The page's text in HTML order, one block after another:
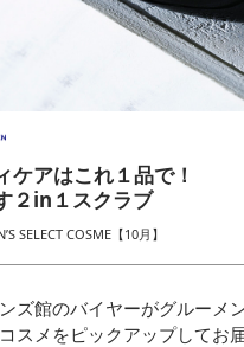
ケアはこれ１品で！
２in１スクラブ
SELECT COSME【10月】
ズ館のバイヤーがグルーメ
スメをピックアップしてお